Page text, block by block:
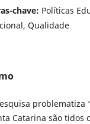
chave: Políticas
Qualidade
problematiza
Catarina são tidos